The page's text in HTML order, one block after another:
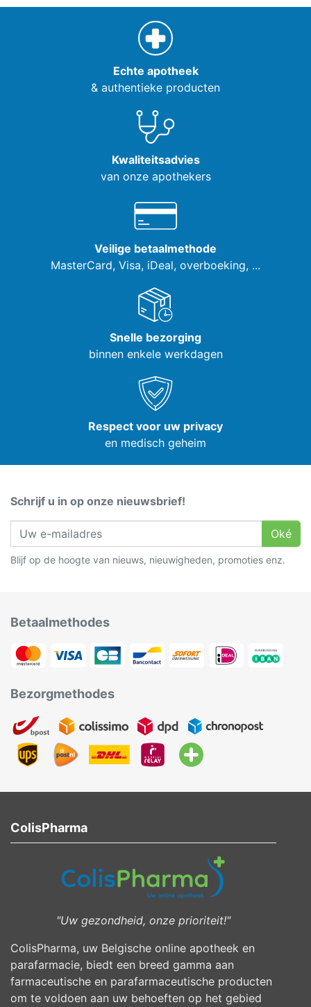
Echte apotheek
& authentieke producten
Kwaliteitsadvies
van onze apothekers
Veilige betaalmethode
MasterCard, Visa, iDeal, overboeking, ...
Snelle bezorging
binnen enkele werkdagen
Respect voor uw privacy
en medisch geheim
Schrijf u in op onze nieuwsbrief!
Oké
Blijf op de hoogte van nieuws, nieuwigheden, promoties enz.
Betaalmethodes
Bezorgmethodes
ColisPharma
"Uw gezondheid, onze prioriteit!"
ColisPharma, uw Belgische online apotheek en
parafarmacie, biedt een breed gamma aan
farmaceutische en parafarmaceutische producten
om te voldoen aan uw behoeften op het gebied